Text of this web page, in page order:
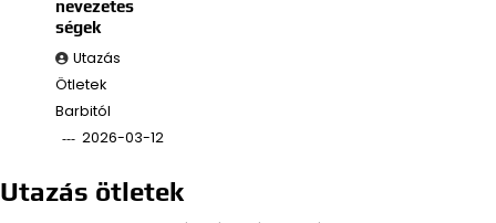
nevezetes
ségek
Utazás
Ötletek
Barbitól
2026-03-12
Utazás ötletek